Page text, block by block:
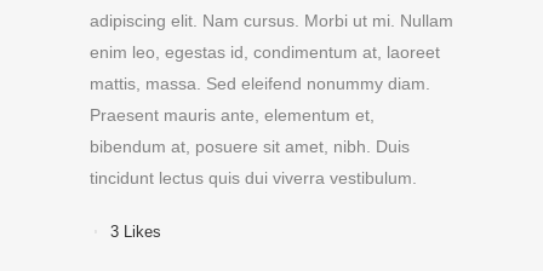
adipiscing elit. Nam cursus. Morbi ut mi. Nullam
enim leo, egestas id, condimentum at, laoreet
mattis, massa. Sed eleifend nonummy diam.
Praesent mauris ante, elementum et,
bibendum at, posuere sit amet, nibh. Duis
tincidunt lectus quis dui viverra vestibulum.
3 Likes